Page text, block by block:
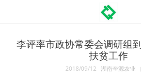
李评率市政协常委会调研组
扶贫工作
2018/09/12 湖南奎源农业